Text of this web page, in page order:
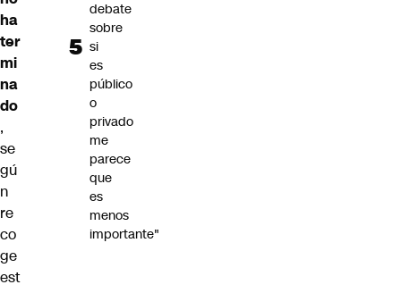
ha
ter
mi
na
do
,
se
gú
n
re
co
ge
est
debate
sobre
si
es
público
o
privado
me
parece
que
es
menos
importante"